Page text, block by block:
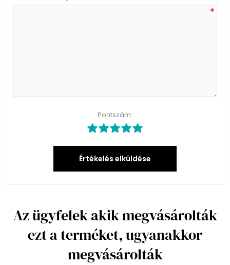
*
Pontszám:
Értékelés elküldése
Az ügyfelek akik megvásárolták
ezt a terméket, ugyanakkor
megvásárolták